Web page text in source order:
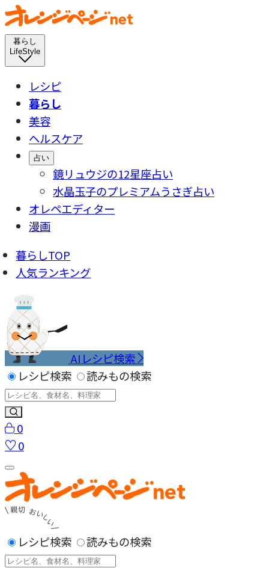
暮らし
LifeStyle
レシピ
暮らし
美容
ヘルスケア
占い
鏡リュウジの12星座占い
水晶玉子のプレミアムうさぎ占い
オレペエディター
漫画
暮らしTOP
人気ランキング
AIレシピ検索
レシピ検索
読みもの検索
0
0
レシピ検索 読みもの検索